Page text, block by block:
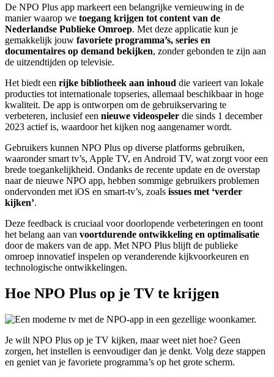
De NPO Plus app markeert een belangrijke vernieuwing in de
manier waarop we toegang krijgen tot content van de
Nederlandse Publieke Omroep. Met deze applicatie kun je
gemakkelijk jouw favoriete programma’s, series en
documentaires op demand bekijken, zonder gebonden te zijn aan
de uitzendtijden op televisie.
Het biedt een rijke bibliotheek aan inhoud die varieert van lokale
producties tot internationale topseries, allemaal beschikbaar in hoge
kwaliteit. De app is ontworpen om de gebruikservaring te
verbeteren, inclusief een nieuwe videospeler die sinds 1 december
2023 actief is, waardoor het kijken nog aangenamer wordt.
Gebruikers kunnen NPO Plus op diverse platforms gebruiken,
waaronder smart tv’s, Apple TV, en Android TV, wat zorgt voor een
brede toegankelijkheid. Ondanks de recente update en de overstap
naar de nieuwe NPO app, hebben sommige gebruikers problemen
ondervonden met iOS en smart-tv’s, zoals issues met ‘verder
kijken’.
Deze feedback is cruciaal voor doorlopende verbeteringen en toont
het belang aan van voortdurende ontwikkeling en optimalisatie
door de makers van de app. Met NPO Plus blijft de publieke
omroep innovatief inspelen op veranderende kijkvoorkeuren en
technologische ontwikkelingen.
Hoe NPO Plus op je TV te krijgen
Je wilt NPO Plus op je TV kijken, maar weet niet hoe? Geen
zorgen, het instellen is eenvoudiger dan je denkt. Volg deze stappen
en geniet van je favoriete programma’s op het grote scherm.